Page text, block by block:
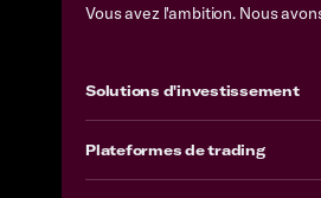
Vous avez l'ambition. Nous
Solutions d'investissement
Plateformes de trading